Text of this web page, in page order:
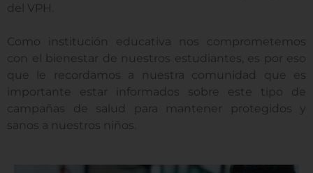
del VPH.
Como institución educativa nos comprometemos
con el bienestar de nuestros estudiantes, es por eso
que le recordamos a nuestra comunidad que es
importante estar informados sobre este tipo de
campañas de salud para mantener protegidos y
sanos a nuestros niños.